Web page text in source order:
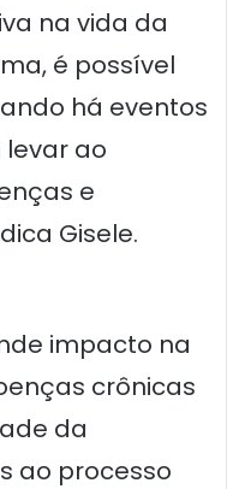
na vida da
é possível
há eventos
ao
e
Gisele.
impacto na
crônicas
da
ao processo